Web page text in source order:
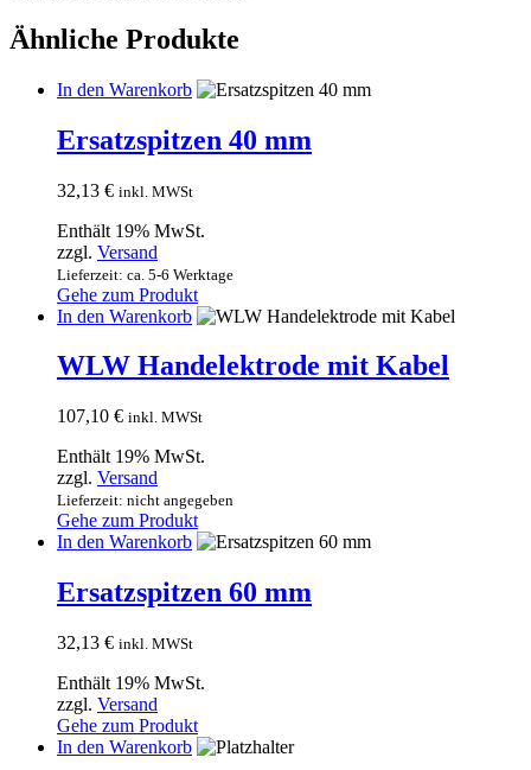
Ähnliche Produkte
In den Warenkorb
Ersatzspitzen 40 mm
32,13 € inkl. MWSt
Enthält 19% MwSt.
zzgl. Versand
Lieferzeit: ca. 5-6 Werktage
Gehe zum Produkt
In den Warenkorb
WLW Handelektrode mit Kabel
107,10 € inkl. MWSt
Enthält 19% MwSt.
zzgl. Versand
Lieferzeit: nicht angegeben
Gehe zum Produkt
In den Warenkorb
Ersatzspitzen 60 mm
32,13 € inkl. MWSt
Enthält 19% MwSt.
zzgl. Versand
Gehe zum Produkt
In den Warenkorb